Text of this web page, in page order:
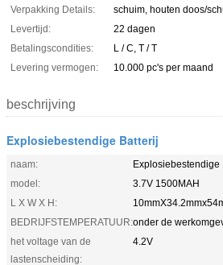
Verpakking Details:
schuim, houten doos/
Levertijd:
22 dagen
Betalingscondities:
L / C, T / T
Levering vermogen:
10.000 pc's per maand
beschrijving
Explosiebestendige Batterij
naam:
Explosiebestendige
model:
3.7V 1500MAH
L X W X H:
BEDRIJFSTEMPERATUUR:onder de
het voltage van de
lastenscheiding:
4.2V